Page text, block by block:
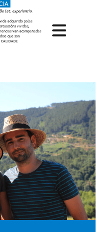
contido principal
lat. experiencia.
adquirido polas
vividas,
van acompañadas
que son
CALIDADE